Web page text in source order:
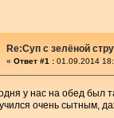
Re:Cуп с зелёной
« Ответ #1 : 01.09.2014
у нас на обед был
очень сытным,